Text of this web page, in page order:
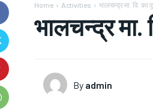
Home Activities भालचन्द्र मा. वि. का
भालचन्द्र मा.
By admin